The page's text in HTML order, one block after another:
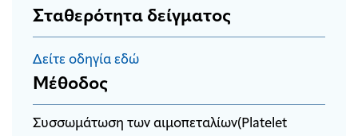
Σταθερότητα δείγματος
Δείτε οδηγία εδώ
Μέθοδος
Συσσωμάτωση των αιμοπεταλίων(Platelet